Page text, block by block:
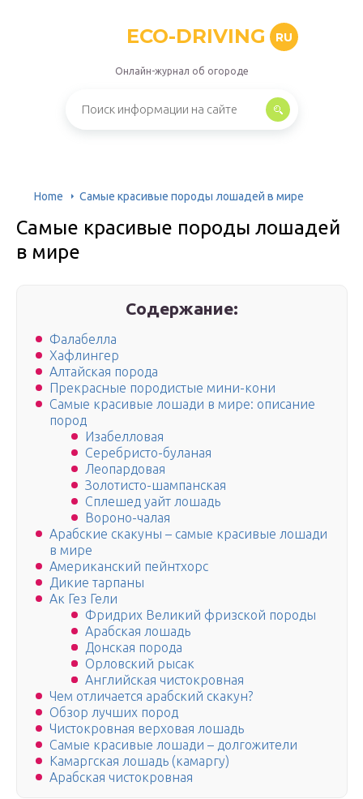
ECO-DRIVING RU
Онлайн-журнал об огороде
Home Самые красивые породы лошадей в мире
Самые красивые породы лошадей
в мире
Содержание:
Фалабелла
Хафлингер
Алтайская порода
Прекрасные породистые мини-кони
Самые красивые лошади в мире: описание
пород
Изабелловая
Серебристо-буланая
Леопардовая
Золотисто-шампанская
Сплешед уайт лошадь
Вороно-чалая
Арабские скакуны – самые красивые лошади
в мире
Американский пейнтхорс
Дикие тарпаны
Ак Гез Гели
Фридрих Великий фризской породы
Арабская лошадь
Донская порода
Орловский рысак
Английская чистокровная
Чем отличается арабский скакун?
Обзор лучших пород
Чистокровная верховая лошадь
Самые красивые лошади – долгожители
Камаргская лошадь (камаргу)
Арабская чистокровная